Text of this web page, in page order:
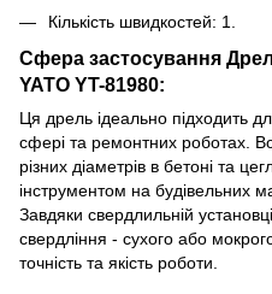
Кількість швидкостей: 1.
Сфера застосування
YATO YT-81980:
Ця дрель ідеально підходить
сфері та ремонтних роботах.
різних діаметрів в бетоні та
інструментом на будівельних
Завдяки свердлильній
свердління - сухого або
точність та якість роботи.